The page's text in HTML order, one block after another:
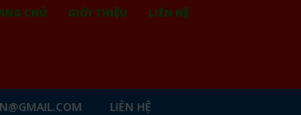
CHỦ GIỚI THIỆU LIÊN HỆ
LIÊN HỆ